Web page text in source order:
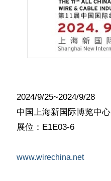
2024/9/25~2024/9/28
中国上海新国际博览中心
展位：E1E03-6
www.wirechina.net